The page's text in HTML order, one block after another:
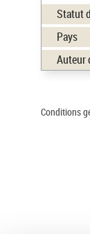
Statut
Pays
Auteur
Conditions